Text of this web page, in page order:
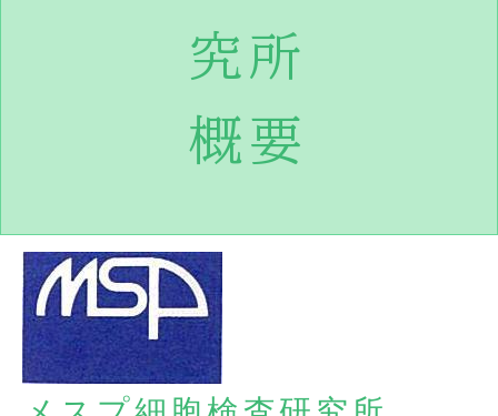
究所
概要